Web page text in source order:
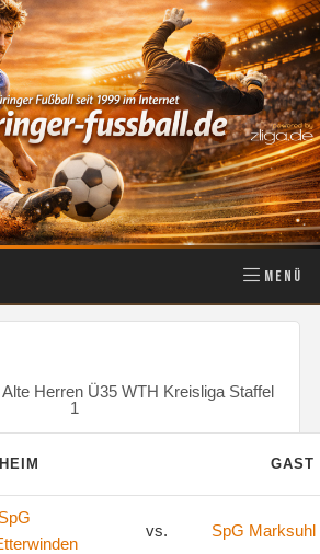
MENÜ
Herren Ü35 WTH Kreisliga Staffel
1
HEIM GAST
SpG
vs. SpG Marksuhl